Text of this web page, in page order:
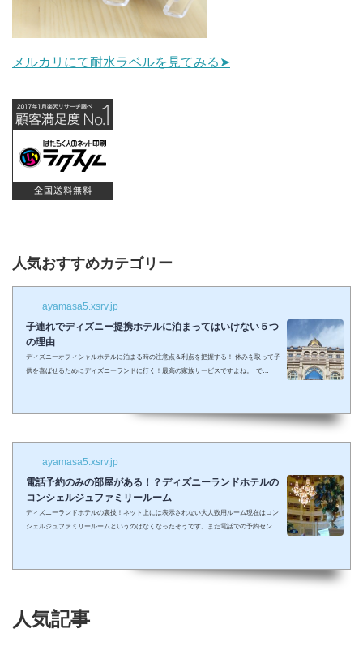
メルカリにて耐水ラベルを見てみる➤
人気おすすめカテゴリー
ayamasa5.xsrv.jp
子連れでディズニー提携ホテルに泊まってはいけない５つ
の理由
ディズニーオフィシャルホテルに泊まる時の注意点＆利点を把握する！ 休みを取って子
供を喜ばせるためにディズニーランドに行く！最高の家族サービスですよね。 で
しまって抱っこしながら見るなんて残念なことも多々起こるでしょう。 せっかくキラキ
ラした夢の国を可愛い我が子に見せたかったのに・・・。 そんな時、「ディズニーラ...
ayamasa5.xsrv.jp
電話予約のみの部屋がある！？ディズニーランドホテルの
コンシェルジュファミリールーム
ディズニーランドホテルの裏技！ネット上には表示されない大人数用ルーム現在はコン
シェルジュファミリールームというのはなくなったそうです。また電話での予約センタ
6階）➁コンシェルジュ・デラックスルーム（パークビュー）（3-6階）③コンシェルジ
ュ・スーペリアルーム（パークビュー）（7-8階）④コンシェルジュ・デラックスルー
人気記事